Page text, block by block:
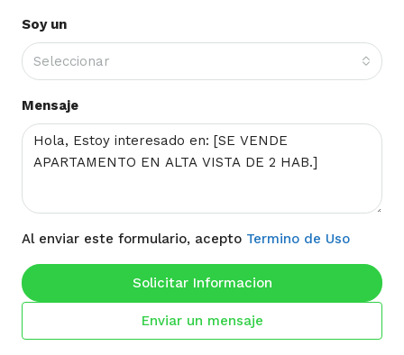
Soy un
Seleccionar
Mensaje
Al enviar este formulario, acepto Termino de Uso
Solicitar Informacion
Enviar un mensaje